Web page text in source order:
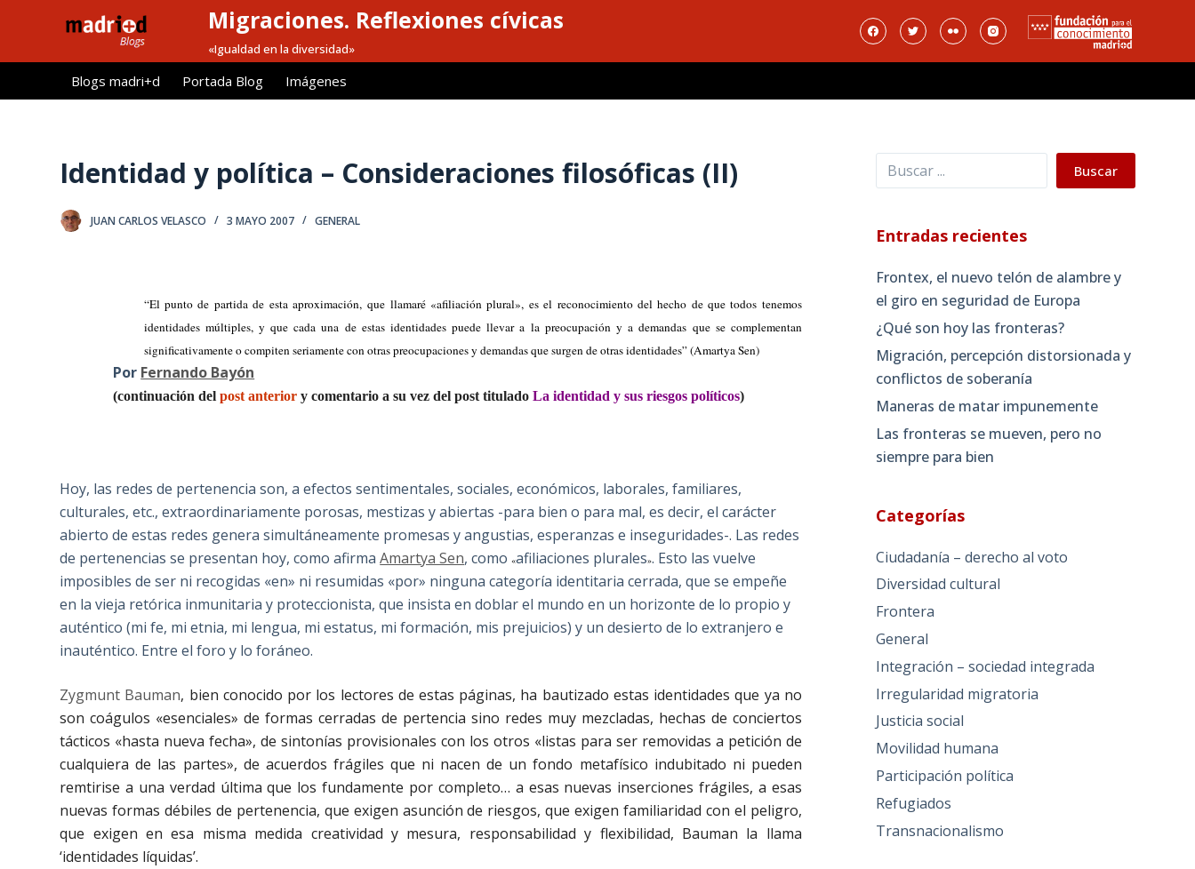
l
Migraciones. Reflexiones cívicas
«Igualdad en la diversidad»
Blogs madri+d Portada Blog Imágenes
Identidad y política – Consideraciones filosóficas (II)
JUAN CARLOS VELASCO 3 MAYO 2007 GENERAL
“El punto de partida de esta aproximación, que llamaré «afiliación plural», es el reconocimiento del hecho de que todos tenemos
identidades múltiples, y que cada una de estas identidades puede llevar a la preocupación y a demandas que se complementan
significativamente o compiten seriamente con otras preocupaciones y demandas que surgen de otras identidades” (Amartya Sen)
Por Fernando Bayón
(continuación delpost anterior y comentario a su vez del post tituladoLa identidad y sus riesgos políticos)
Hoy, las redes de pertenencia son, a efectos sentimentales, sociales, económicos, laborales, familiares,
culturales, etc., extraordinariamente porosas, mestizas y abiertas -para bien o para mal, es decir, el carácter
abierto de estas redes genera simultáneamente promesas y angustias, esperanzas e inseguridades-. Las redes
de pertenencias se presentan hoy, como afirmaAmartya Sen, como «afiliaciones plurales». Esto las vuelve
imposibles de ser ni recogidas «en» ni resumidas «por» ninguna categoría identitaria cerrada, que se empeñe
en la vieja retórica inmunitaria y proteccionista, que insista en doblar el mundo en un horizonte de lo propio y
auténtico (mi fe, mi etnia, mi lengua, mi estatus, mi formación, mis prejuicios) y un desierto de lo extranjero e
inauténtico. Entre el foro y lo foráneo.
Zygmunt Bauman, bien conocido por los lectores de estas páginas, ha bautizado estas identidades que ya no
son coágulos «esenciales» de formas cerradas de pertencia sino redes muy mezcladas, hechas de conciertos
tácticos «hasta nueva fecha», de sintonías provisionales con los otros «listas para ser removidas a petición de
cualquiera de las partes», de acuerdos frágiles que ni nacen de un fondo metafísico indubitado ni pueden
remtirise a una verdad última que los fundamente por completo… a esas nuevas inserciones frágiles, a esas
nuevas formas débiles de pertenencia, que exigen asunción de riesgos, que exigen familiaridad con el peligro,
que exigen en esa misma medida creatividad y mesura, responsabilidad y flexibilidad, Bauman la llama
‘identidades líquidas’.
Buscar Buscar
Entradas recientes
Frontex, el nuevo telón de alambre y
el giro en seguridad de Europa
¿Qué son hoy las fronteras?
Migración, percepción distorsionada y
conflictos de soberanía
Maneras de matar impunemente
Las fronteras se mueven, pero no
siempre para bien
Categorías
Ciudadanía – derecho al voto
Diversidad cultural
Frontera
General
Integración – sociedad integrada
Irregularidad migratoria
Justicia social
Movilidad humana
Participación política
Refugiados
Transnacionalismo